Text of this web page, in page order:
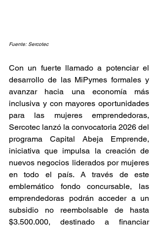
Fuente: Sercotec
Con un fuerte llamado a potenciar el
desarrollo de las MiPymes formales y
avanzar hacia una economía más
inclusiva y con mayores oportunidades
para las mujeres emprendedoras,
Sercotec lanzó la convocatoria 2026 del
programa Capital Abeja Emprende,
iniciativa que impulsa la creación de
nuevos negocios liderados por mujeres
en todo el país. A través de este
emblemático fondo concursable, las
emprendedoras podrán acceder a un
subsidio no reembolsable de hasta
$3.500.000, destinado a financiar